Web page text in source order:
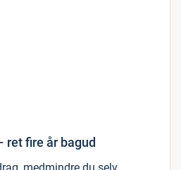
ret fire år bagud